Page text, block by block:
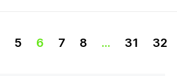
5 6 7 8 ... 31 32